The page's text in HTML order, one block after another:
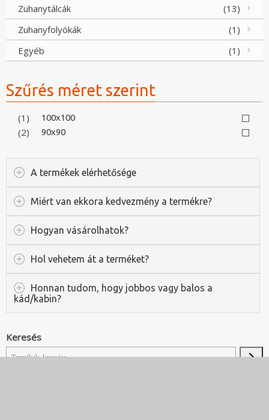
Zuhanytálcák
(13)
Zuhanyfolyókák
(1)
Egyéb
(1)
Szűrés méret szerint
100x100
(1)
90x90
(2)
A termékek elérhetősége
Miért van ekkora kedvezmény a termékre?
Hogyan vásárolhatok?
Hol vehetem át a terméket?
Honnan tudom, hogy jobbos vagy balos a
kád/kabin?
Keresés